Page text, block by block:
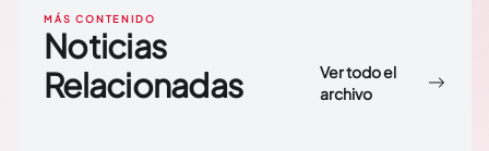
MÁS CONTENIDO
Noticias
Relacionadas
Ver todo el
archivo